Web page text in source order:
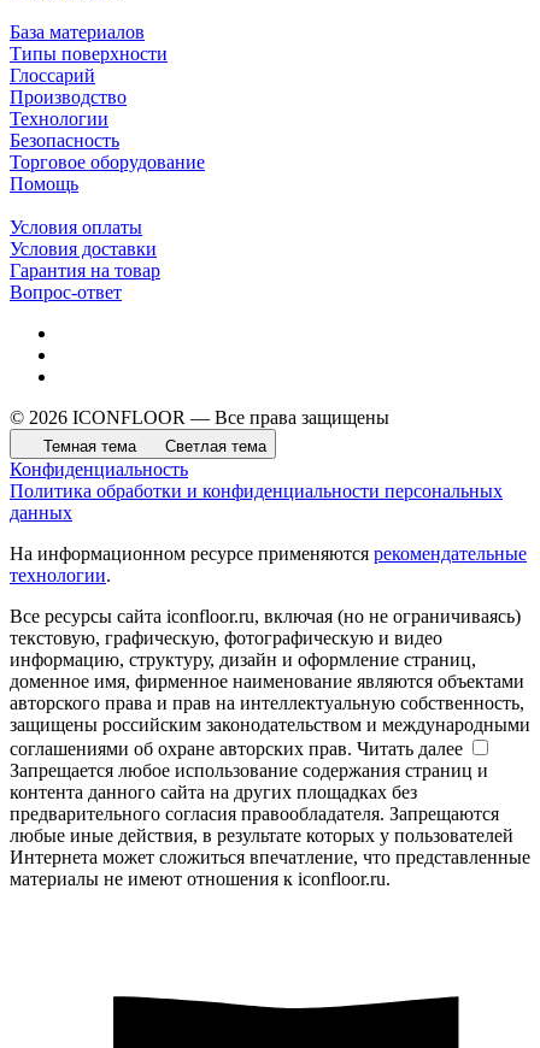
База материалов
Типы поверхности
Глоссарий
Производство
Технологии
Безопасность
Торговое оборудование
Помощь
Условия оплаты
Условия доставки
Гарантия на товар
Вопрос-ответ
© 2026 ICONFLOOR — Все права защищены
Темная тема Светлая тема
Конфиденциальность
Политика обработки и конфиденциальности персональных
данных
На информационном ресурсе применяются рекомендательные
технологии.
Все ресурсы сайта iconfloor.ru, включая (но не ограничиваясь)
текстовую, графическую, фотографическую и видео
информацию, структуру, дизайн и оформление страниц,
доменное имя, фирменное наименование являются объектами
авторского права и прав на интеллектуальную собственность,
защищены российским законодательством и международными
соглашениями об охране авторских прав. Читать далее
Запрещается любое использование содержания страниц и
контента данного сайта на других площадках без
предварительного согласия правообладателя. Запрещаются
любые иные действия, в результате которых у пользователей
Интернета может сложиться впечатление, что представленные
материалы не имеют отношения к iconfloor.ru.